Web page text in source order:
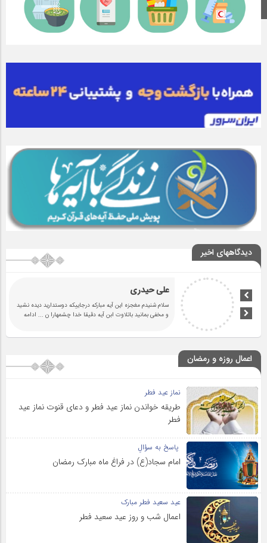
اینستاگرام
دیدگاههای اخیر
علی حیدری
سلام شنیدم مغجزه این آیه مبارکه درجاییکه دوستدارید دیده نشید
و مخفی بمانید باتلاوت ابن آیه دقیقا خدا چشمهارا ن ... ادامه
اعمال روزه و رمضان
نماز عید فطر
طریقه خواندن نماز عید فطر و دعای قنوت نماز عید
فطر
پاسخ به سؤالِ
امام سجاد(ع) در فراغ ماه مبارک رمضان
عید سعید فطر مبارک
اعمال شب و روز عید سعید فطر